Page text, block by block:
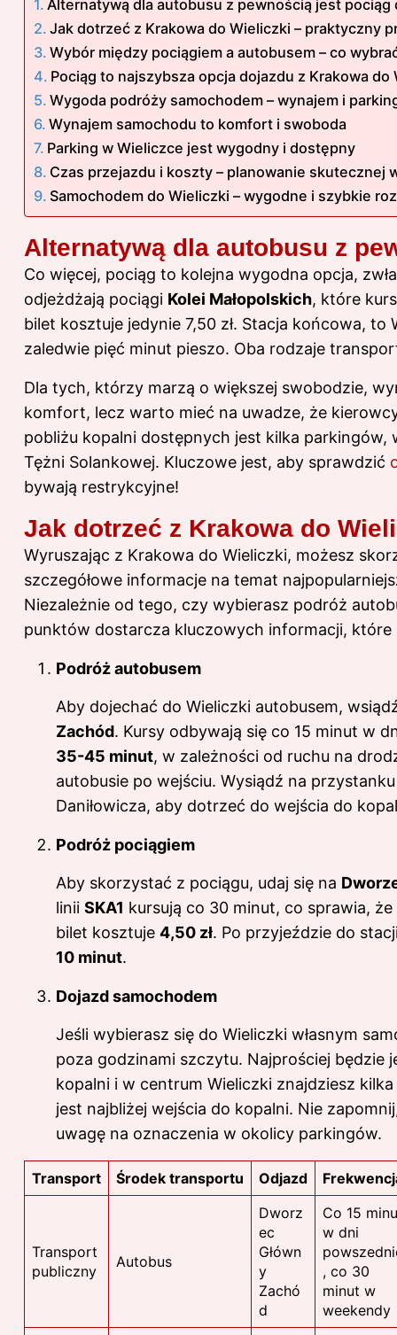
Alternatywą dla autobusu z pewnością jest pociąg
Jak dotrzeć z Krakowa do Wieliczki – praktyczny
Wybór między pociągiem a autobusem – co
Pociąg to najszybsza opcja dojazdu z Krakowa do
Wygoda podróży samochodem – wynajem i
Wynajem samochodu to komfort i swoboda
Parking w Wieliczce jest wygodny i dostępny
Czas przejazdu i koszty – planowanie skutecznej
Samochodem do Wieliczki – wygodne i szybkie
Alternatywą dla autobusu z
Co więcej, pociąg to kolejna wygodna opcja,
odjeżdżają pociągi Kolei Małopolskich, które
bilet kosztuje jedynie 7,50 zł. Stacja końcowa,
zaledwie pięć minut pieszo. Oba rodzaje
Dla tych, którzy marzą o większej swobodzie,
komfort, lecz warto mieć na uwadze, że
pobliżu kopalni dostępnych jest kilka
Tężni Solankowej. Kluczowe jest, aby sprawdzić
bywają restrykcyjne!
Jak dotrzeć z Krakowa do
Wyruszając z Krakowa do Wieliczki, możesz
szczegółowe informacje na temat
Niezależnie od tego, czy wybierasz podróż
punktów dostarcza kluczowych informacji, które
Podróż autobusem
Aby dojechać do Wieliczki autobusem,
Zachód. Kursy odbywają się co 15 minut w
35-45 minut, w zależności od ruchu na
autobusie po wejściu. Wysiądź na
Daniłowicza, aby dotrzeć do wejścia do
Podróż pociągiem
Aby skorzystać z pociągu, udaj się na
linii SKA1 kursują co 30 minut, co sprawia,
bilet kosztuje 4,50 zł. Po przyjeździe do
10 minut.
Dojazd samochodem
Jeśli wybierasz się do Wieliczki własnym
poza godzinami szczytu. Najprościej będzie
kopalni i w centrum Wieliczki znajdziesz
jest najbliżej wejścia do kopalni. Nie
uwagę na oznaczenia w okolicy parkingów.
Transport Środek transportu Odjazd
Transport
publiczny
Autobus
Dworz
ec
Główn
y
Zachó
d
Co 15
w dni
, co 30
minut w
weekendy